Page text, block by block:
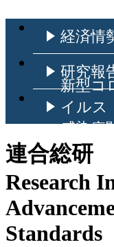
経済情
研究報
新型コ
イルス
感染症
連合総研
Research
Standards